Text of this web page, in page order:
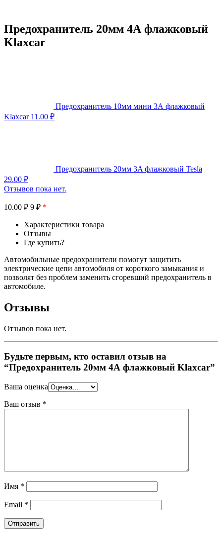
Предохранитель 20мм 4А флажковый
Klaxcar
Предохранитель 10мм мини 3А флажковый
Klaxcar 11.00 ₽
Предохранитель 20мм 3A флажковый Tesla
29.00 ₽
Отзывов пока нет.
10.00 ₽ 9 ₽ *
Характеристики товара
Отзывы
Где купить?
Автомобильные предохранители помогут защитить
электрические цепи автомобиля от короткого замыкания и
позволят без проблем заменить сгоревший предохранитель в
автомобиле.
Отзывы
Отзывов пока нет.
Будьте первым, кто оставил отзыв на
“Предохранитель 20мм 4А флажковый Klaxcar”
Ваша оценка
Ваш отзыв *
Имя *
Email *